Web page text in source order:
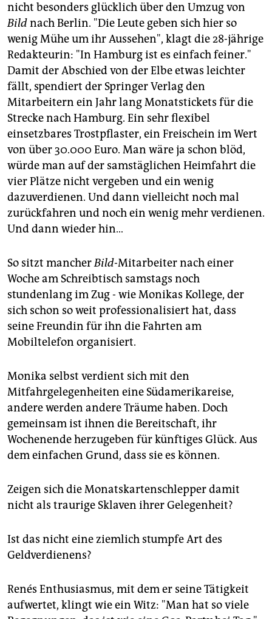
nicht besonders glücklich über den Umzug von
Bildnach Berlin. "Die Leute geben sich hier so
wenig Mühe um ihr Aussehen", klagt die 28-jährige
Redakteurin: "In Hamburg ist es einfach feiner."
Damit der Abschied von der Elbe etwas leichter
fällt, spendiert der Springer Verlag den
Mitarbeitern ein Jahr lang Monatstickets für die
Strecke nach Hamburg. Ein sehr flexibel
einsetzbares Trostpflaster, ein Freischein im Wert
von über 30.000 Euro. Man wäre ja schon blöd,
würde man auf der samstäglichen Heimfahrt die
vier Plätze nicht vergeben und ein wenig
dazuverdienen. Und dann vielleicht noch mal
zurückfahren und noch ein wenig mehr verdienen.
Und dann wieder hin…
So sitzt mancherBild-Mitarbeiter nach einer
Woche am Schreibtisch samstags noch
stundenlang im Zug - wie Monikas Kollege, der
sich schon so weit professionalisiert hat, dass
seine Freundin für ihn die Fahrten am
Mobiltelefon organisiert.
Monika selbst verdient sich mit den
Mitfahrgelegenheiten eine Südamerikareise,
andere werden andere Träume haben. Doch
gemeinsam ist ihnen die Bereitschaft, ihr
Wochenende herzugeben für künftiges Glück. Aus
dem einfachen Grund, dass sie es können.
Zeigen sich die Monatskartenschlepper damit
nicht als traurige Sklaven ihrer Gelegenheit?
Ist das nicht eine ziemlich stumpfe Art des
Geldverdienens?
Renés Enthusiasmus, mit dem er seine Tätigkeit
aufwertet, klingt wie ein Witz: "Man hat so viele